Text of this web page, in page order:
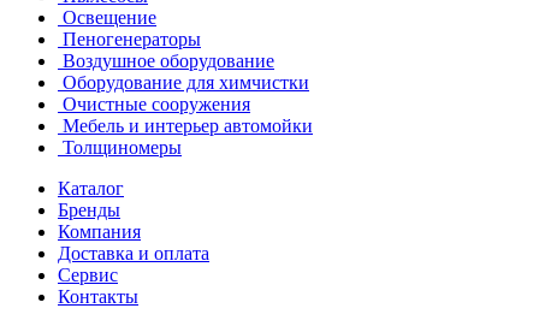
Освещение
Пеногенераторы
Воздушное оборудование
Оборудование для химчистки
Очистные сооружения
Мебель и интерьер автомойки
Толщиномеры
Каталог
Бренды
Компания
Доставка и оплата
Сервис
Контакты